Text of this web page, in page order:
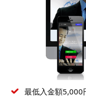
最低入金額5,000